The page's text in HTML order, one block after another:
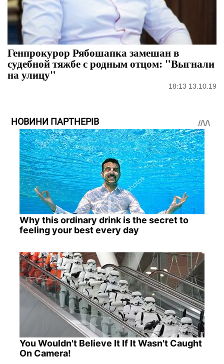
Генпрокурор Рябошапка замешан в
судебной тяжбе с родным отцом: "Выгнали
на улицу"
18:13 13.10.19
НОВИНИ ПАРТНЕРІВ
Why this ordinary drink is the secret to
feeling your best every day
You Wouldn't Believe It If It Wasn't Caught
On Camera!